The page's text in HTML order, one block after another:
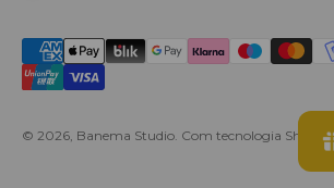
© 2026, Banema Studio. Com tecnologia Shopify